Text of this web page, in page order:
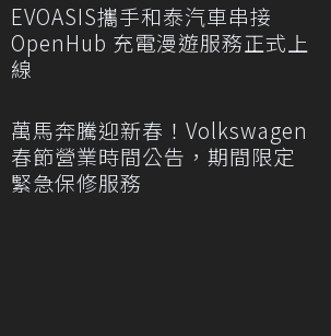
EVOASIS攜手和泰汽車串接
OpenHub 充電漫遊服務正式上
線
萬馬奔騰迎新春！Volkswagen
春節營業時間公告，期間限定
緊急保修服務